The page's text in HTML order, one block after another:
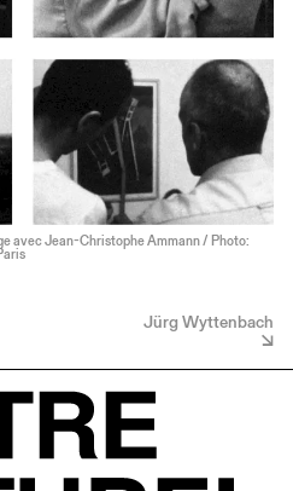
avec Jean-Christophe Ammann / Photo:
Jürg Wyttenbach